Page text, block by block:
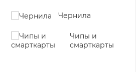
Чернила
Чипы и
смарткарты